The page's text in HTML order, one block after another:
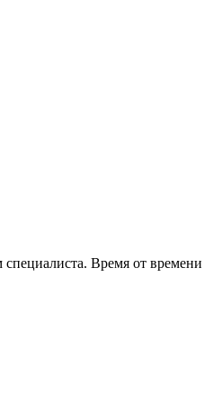
Время от времени